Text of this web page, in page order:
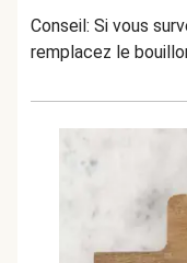
Conseil: Si vous
remplacez le